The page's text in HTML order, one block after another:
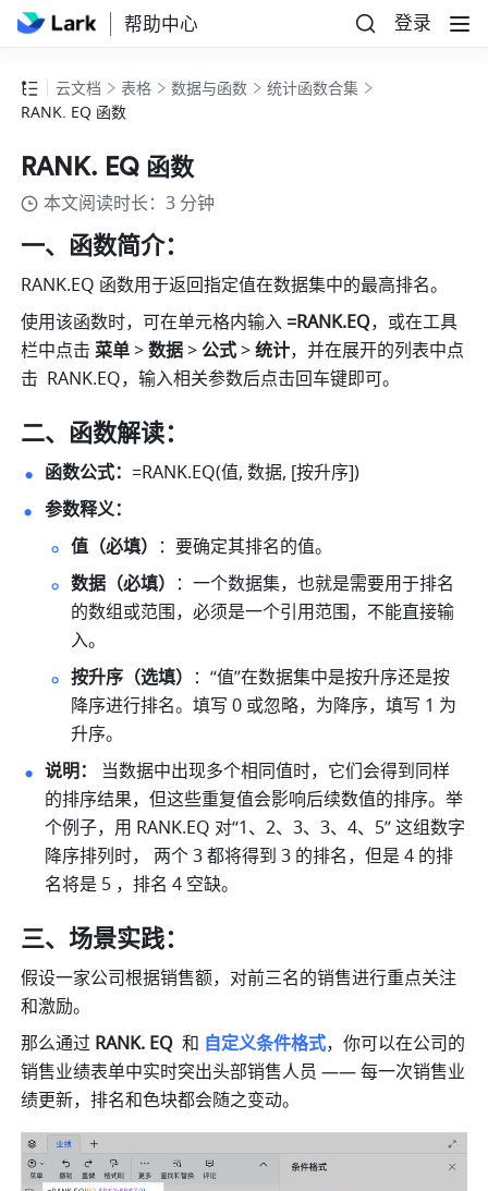
帮助中心 登录
云文档 表格 数据与函数
统计函数合集
RANK. EQ 函数
RANK. EQ 函数
本文阅读时长：3 分钟
一、函数简介：
RANK.EQ 函数用于返回指定值在数据集中的最高排名。
使用该函数时，可在单元格内输入 =RANK.EQ，或在工具
栏中点击 菜单 > 数据 > 公式 > 统计，并在展开的列表中点
击  RANK.EQ，输入相关参数后点击回车键即可。
二、函数解读：
函数公式： =RANK.EQ(值, 数据, [按升序])
参数释义：
值（必填） ：要确定其排名的值。
数据（必填） ：一个数据集，也就是需要用于排名
的数组或范围，必须是一个引用范围，不能直接输
入。
按升序（选填） ：“值”在数据集中是按升序还是按
降序进行排名。填写 0 或忽略，为降序，填写 1 为
升序。
说明：
当数据中出现多个相同值时，它们会得到同样
的排序结果，但这些重复值会影响后续数值的排序。举
个例子，用 RANK.EQ 对“1、2、3、3、4、5” 这组数字
降序排列时， 两个 3 都将得到 3 的排名，但是 4 的排
名将是 5 ，排名 4 空缺。
三、场景实践：
假设一家公司根据销售额，对前三名的销售进行重点关注
和激励。
那么通过 RANK. EQ 和 自定义条件格式，你可以在公司的
销售业绩表单中实时突出头部销售人员 —— 每一次销售业
绩更新，排名和色块都会随之变动。